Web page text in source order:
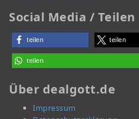
Social Media / Teilen
teilen teilen
teilen
Über dealgott.de
Impressum